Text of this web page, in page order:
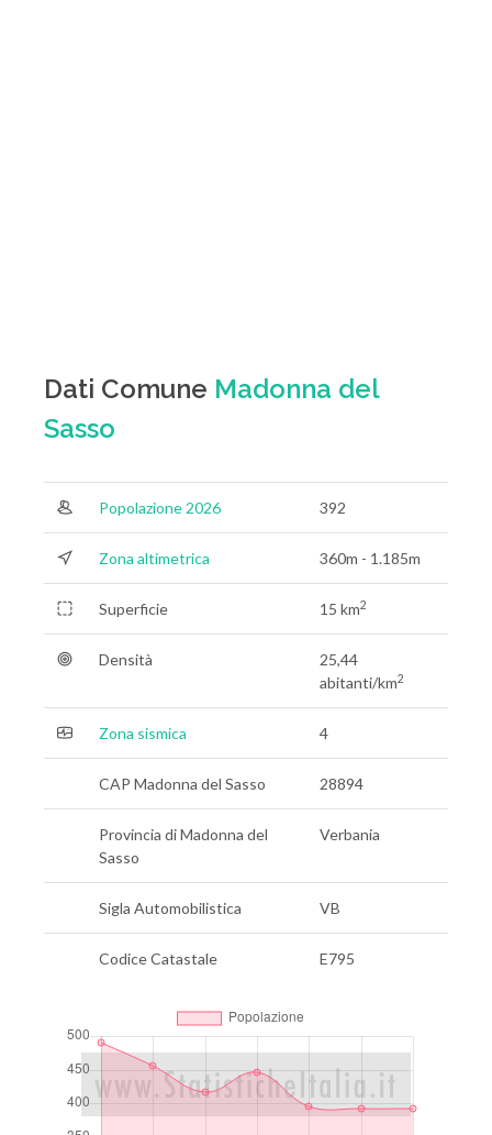
Dati Comune Madonna del
Sasso
Popolazione 2026 392
Zona altimetrica 360m - 1.185m
Superficie 15 km2
Densità
25,44
abitanti/km2
Zona sismica 4
CAP Madonna del Sasso 28894
Provincia di Madonna del
Sasso
Verbania
Sigla Automobilistica VB
Codice Catastale E795